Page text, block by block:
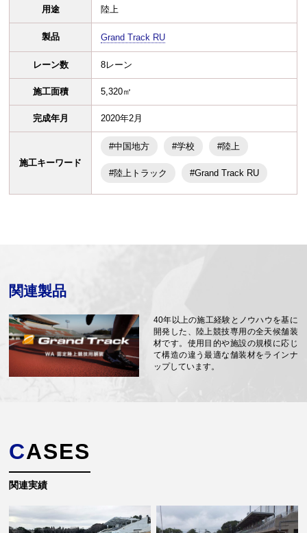
用途 陸上
製品 Grand Track RU
レーン数 8レーン
施工面積 5,320㎡
完成年月 2020年2月
施工キーワード
#中国地方 #学校 #陸上
#陸上トラック #Grand Track RU
関連製品
40年以上の施工経験とノウハウを基に
開発した、陸上競技専用の全天候舗装
材です。使用目的や施設の規模に応じ
て構造の違う最適な舗装材をラインナ
ップしています。
CASES
関連実績